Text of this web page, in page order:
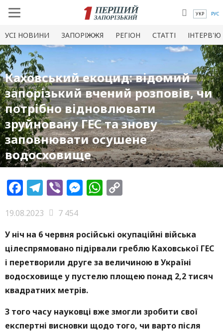
УКР РУС
УСI НОВИНИ ЗАПОРІЖЖЯ РЕГІОН СТАТТІ ІНТЕРВ'Ю
Каховський екоцид: відомий
запорізький вчений розповів, чи
потрібно відновлювати
зруйновану ГЕС та знову
заповнювати осушене
водосховище
Facebook
Telegram
ViberMessenger
WhatsApp
19.08.2023
7 454
У ніч на 6 червня російські окупаційні війська
цілеспрямовано підірвали греблю Каховської ГЕС
і перетворили друге за величиною в Україні
водосховище у пустелю площею понад 2,2 тисяч
квадратних метрів.
З того часу науковці вже змогли зробити свої
експертні висновки щодо того, чи варто після